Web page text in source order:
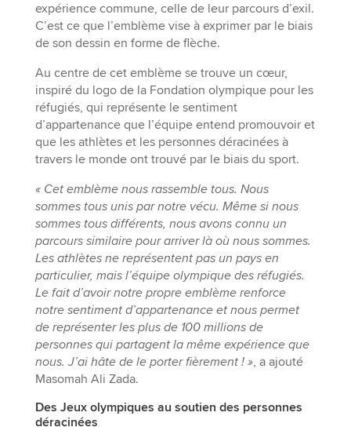
expérience commune, celle de leur parcours d’exil.
C’est ce que l’emblème vise à exprimer par le biais
de son dessin en forme de flèche.
Au centre de cet emblème se trouve un cœur,
inspiré du logo de la Fondation olympique pour les
réfugiés, qui représente le sentiment
d’appartenance que l’équipe entend promouvoir et
que les athlètes et les personnes déracinées à
travers le monde ont trouvé par le biais du sport.
« Cet emblème nous rassemble tous. Nous
sommes tous unis par notre vécu. Même si nous
sommes tous différents, nous avons connu un
parcours similaire pour arriver là où nous sommes.
Les athlètes ne représentent pas un pays en
particulier, mais l’équipe olympique des réfugiés.
Le fait d’avoir notre propre emblème renforce
notre sentiment d’appartenance et nous permet
de représenter les plus de 100 millions de
personnes qui partagent la même expérience que
nous. J’ai hâte de le porter fièrement ! », a ajouté
Masomah Ali Zada.
Des Jeux olympiques au soutien des personnes
déracinées